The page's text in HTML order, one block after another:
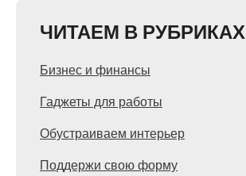
ЧИТАЕМ В РУБРИКАХ
Бизнес и финансы
Гаджеты для работы
Обустраиваем интерьер
Поддержи свою форму